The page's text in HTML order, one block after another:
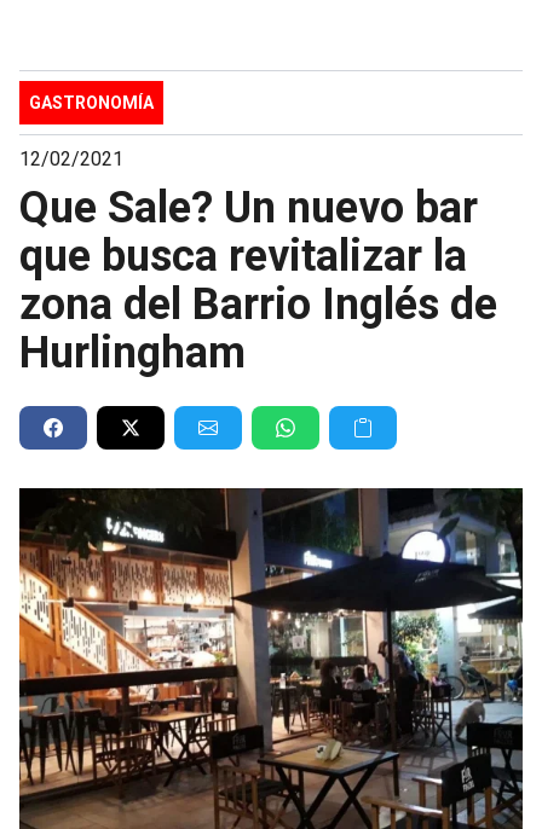
GASTRONOMÍA
12/02/2021
Que Sale? Un nuevo bar
que busca revitalizar la
zona del Barrio Inglés de
Hurlingham